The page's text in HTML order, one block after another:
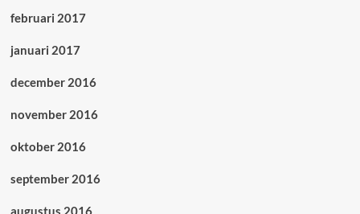
februari 2017
januari 2017
december 2016
november 2016
oktober 2016
september 2016